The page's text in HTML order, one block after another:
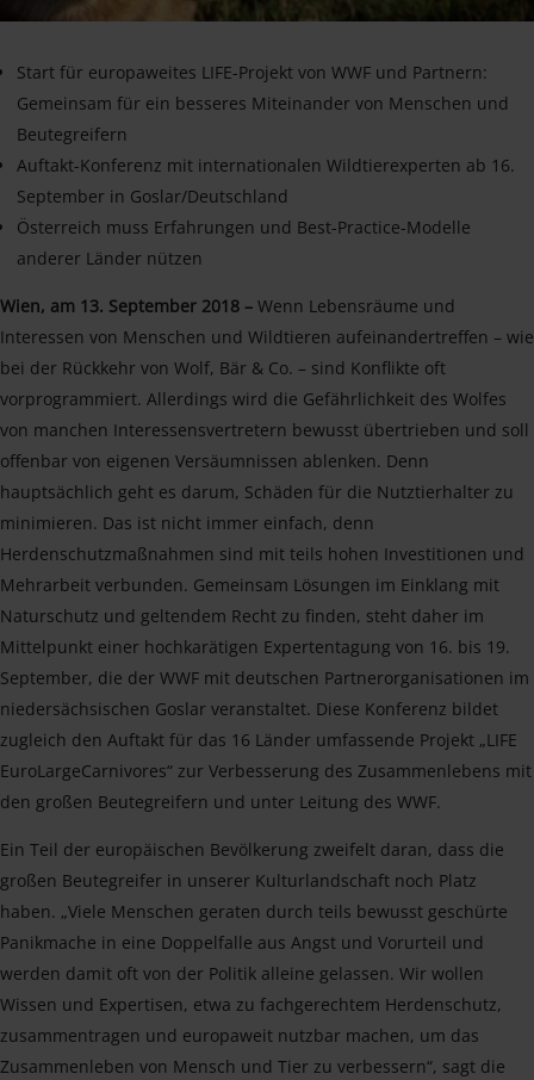
Start für europaweites LIFE-Projekt von WWF und Partnern:
Gemeinsam für ein besseres Miteinander von Menschen und
Beutegreifern
Auftakt-Konferenz mit internationalen Wildtierexperten ab 16.
September in Goslar/Deutschland
Österreich muss Erfahrungen und Best-Practice-Modelle
anderer Länder nützen
Wien, am 13. September 2018 – Wenn Lebensräume und
Interessen von Menschen und Wildtieren aufeinandertreffen – wie
bei der Rückkehr von Wolf, Bär & Co. – sind Konflikte oft
vorprogrammiert. Allerdings wird die Gefährlichkeit des Wolfes
von manchen Interessensvertretern bewusst übertrieben und soll
offenbar von eigenen Versäumnissen ablenken. Denn
hauptsächlich geht es darum, Schäden für die Nutztierhalter zu
minimieren. Das ist nicht immer einfach, denn
Herdenschutzmaßnahmen sind mit teils hohen Investitionen und
Mehrarbeit verbunden. Gemeinsam Lösungen im Einklang mit
Naturschutz und geltendem Recht zu finden, steht daher im
Mittelpunkt einer hochkarätigen Expertentagung von 16. bis 19.
September, die der WWF mit deutschen Partnerorganisationen im
niedersächsischen Goslar veranstaltet. Diese Konferenz bildet
zugleich den Auftakt für das 16 Länder umfassende Projekt „LIFE
EuroLargeCarnivores“ zur Verbesserung des Zusammenlebens mit
den großen Beutegreifern und unter Leitung des WWF.
Ein Teil der europäischen Bevölkerung zweifelt daran, dass die
großen Beutegreifer in unserer Kulturlandschaft noch Platz
haben. „Viele Menschen geraten durch teils bewusst geschürte
Panikmache in eine Doppelfalle aus Angst und Vorurteil und
werden damit oft von der Politik alleine gelassen. Wir wollen
Wissen und Expertisen, etwa zu fachgerechtem Herdenschutz,
zusammentragen und europaweit nutzbar machen, um das
Zusammenleben von Mensch und Tier zu verbessern“, sagt die